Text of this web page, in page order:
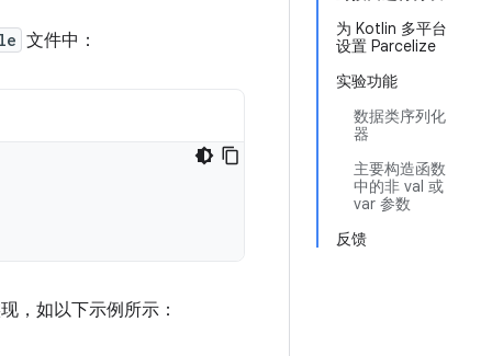
为 Kotlin 多平台
设置 Parcelize
实验功能
数据类序列化
器
主要构造函数
中的非 val 或
var 参数
反馈
文件中：
，如以下示例所示：